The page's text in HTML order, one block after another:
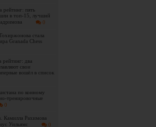
рейтинг: пять
в топ-15, лучший
0
стала
Granada Chess
рейтинг: два
свои
вошёл в список
по конному
тренировочные
0
Камилла Рахимова
Уильямс
0